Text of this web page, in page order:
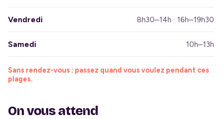
Vendredi 8h30–14h · 16h–19h30
Samedi 10h–13h
Sans rendez-vous : passez quand vous voulez pendant ces
plages.
On vous attend